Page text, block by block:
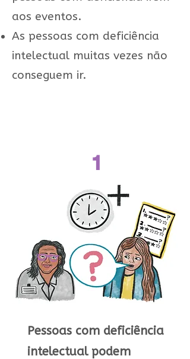
aos eventos.
As pessoas com deficiência
intelectual muitas vezes não
conseguem ir.
1
Pessoas com deficiência
intelectual podem